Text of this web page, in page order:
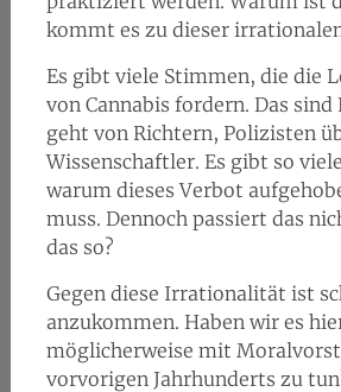
kommt es zu dieser
Es gibt viele Stimmen, die die
von Cannabis fordern. Das sind
geht von Richtern, Polizisten
Wissenschaftler. Es gibt so
warum dieses Verbot
muss. Dennoch passiert das
das so?
Gegen diese Irrationalität ist
anzukommen. Haben wir es
möglicherweise mit
vorvorigen Jahrhunderts zu